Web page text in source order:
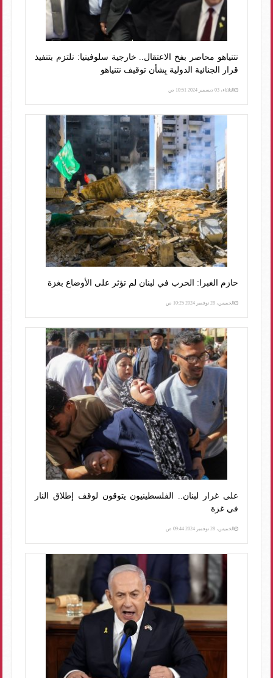
نتنياهو محاصر بفخ الاعتقال.. خارجية سلوفينيا: نلتزم بتنفيذ
قرار الجنائية الدولية بِشأن توقيف نتنياهو
الثلاثاء، 03 ديسمبر 2024 10:51 ص
حازم الغبرا: الحرب في لبنان لم تؤثر على الأوضاع بغزة
الخميس، 28 نوفمبر 2024 10:25 ص
على غرار لبنان.. الفلسطينيون يتوقون لوقف إطلاق النار
في غزة
الخميس، 28 نوفمبر 2024 09:44 ص